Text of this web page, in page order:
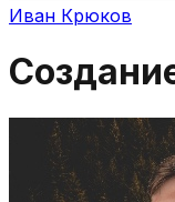
Иван Крюков